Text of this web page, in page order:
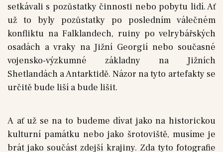
setkávali s pozůstatky činnosti nebo pobytu lidí. Ať
už to byly pozůstatky po posledním válečném
konfliktu na Falklandech, ruiny po velrybářských
osadách a vraky na Jižní Georgií nebo současné
vojensko-výzkumné základny na Jižních
Shetlandách a Antarktidě. Názor na tyto artefakty se
určitě bude liší a bude lišit.
A ať už se na to budeme dívat jako na historickou
kulturní památku nebo jako šrotoviště, musíme je
brát jako součást zdejší krajiny. Zda tyto fotografie